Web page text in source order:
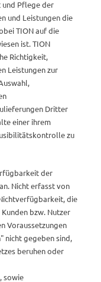
und Pflege der
und Leistungen die
TION auf die
ist. TION
Richtigkeit,
Leistungen zur
Dritter
einer ihrem
zu
der
Nicht erfasst von
die
bzw. Nutzer
Voraussetzungen
nicht gegeben sind,
beruhen oder
sowie